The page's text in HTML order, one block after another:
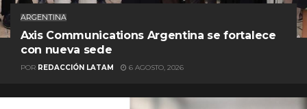
ARGENTINA
Axis Communications Argentina se fortalece
con nueva sede
POR REDACCIÓN LATAM 6 AGOSTO, 2026